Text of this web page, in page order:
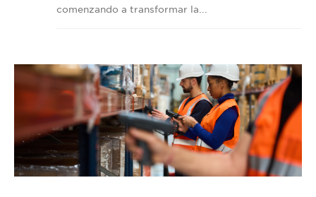
comenzando a transformar la...